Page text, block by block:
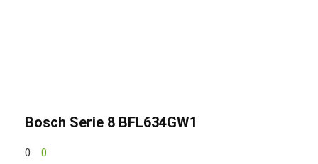
Bosch Serie 8 BFL634GW1
0 0